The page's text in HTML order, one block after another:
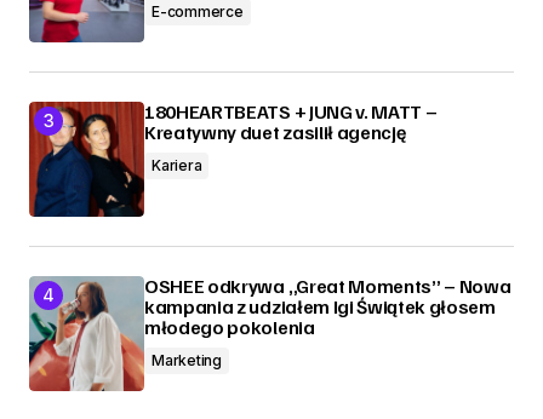
E-commerce
180HEARTBEATS + JUNG v. MATT –
Kreatywny duet zasilił agencję
Kariera
OSHEE odkrywa „Great Moments” – Nowa
kampania z udziałem Igi Świątek głosem
młodego pokolenia
Marketing